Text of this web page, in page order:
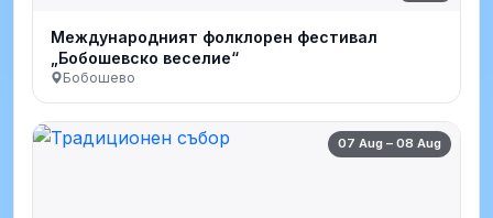
Международният фолклорен фестивал
„Бобошевско веселие“
Бобошево
07 Aug – 08 Aug